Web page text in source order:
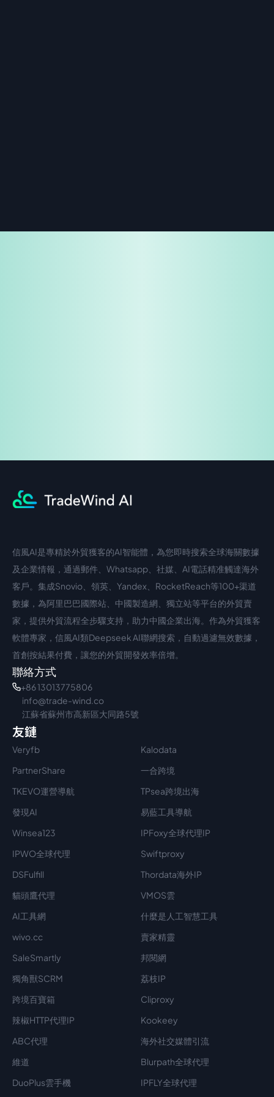
中文入口
信風AI是專精於外貿獲客的AI智能體，為您即時搜索全球海關數據
及企業情報，通過郵件、Whatsapp、社媒、AI電話精准觸達海外
客戶。集成Snovio、領英、Yandex、RocketReach等100+渠道
數據，為阿里巴巴國際站、中國製造網、獨立站等平台的外貿賣
家，提供外貿流程全步驟支持，助力中國企業出海。作為外貿獲客
軟體專家，信風AI類Deepseek AI聯網搜索，自動過濾無效數據，
首創按結果付費，讓您的外貿開發效率倍增。
聯絡方式
+86 13013775806
info@trade-wind.co
江蘇省蘇州市高新區大同路5號
友鏈
Veryfb
Kalodata
PartnerShare
一合跨境
TKEVO運營導航
TPsea跨境出海
發現AI
易藍工具導航
Winsea123
IPFoxy全球代理IP
IPWO全球代理
Swiftproxy
DSFulfill
Thordata海外IP
貓頭鷹代理
VMOS雲
AI工具網
什麼是人工智慧工具
wivo.cc
賣家精靈
SaleSmartly
邦閱網
獨角獸SCRM
荔枝IP
跨境百寶箱
Cliproxy
辣椒HTTP代理IP
Kookeey
ABC代理
海外社交媒體引流
維道
Blurpath全球代理
DuoPlus雲手機
IPFLY全球代理